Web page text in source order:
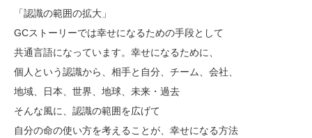
「認識の範囲の拡大」
GCストーリーでは幸せになるための手段として
共通言語になっています。幸せになるために、
個人という認識から、相手と自分、チーム、会社、
地域、日本、世界、地球、未来・過去
そんな風に、認識の範囲を広げて
自分の命の使い方を考えることが、幸せになる方法